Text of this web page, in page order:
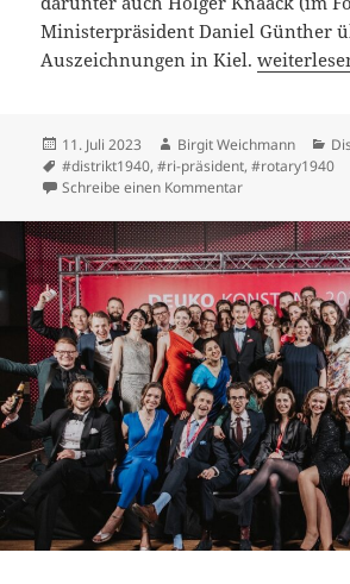
Ministerpräsident Daniel Günther
Auszeichnungen in Kiel.
Veröffentlicht
am
11. Juli 2023 Autor
Birgit Weichmann
Schlagwörter
#distrikt1940,#ri-präsident,#rotary1940
Schreibe einen Kommentarzu